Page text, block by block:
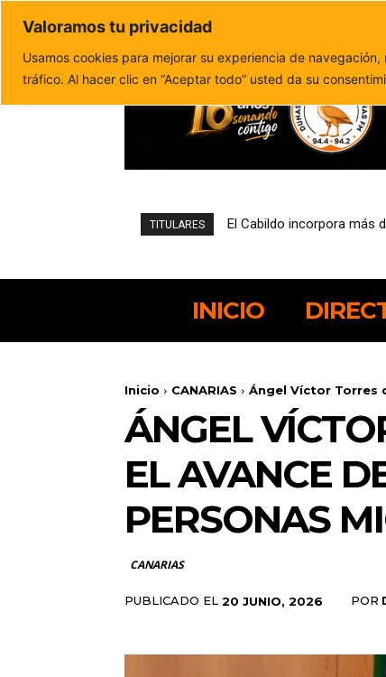
Valoramos tu privacidad
Usamos cookies para mejorar su experiencia de
tráfico. Al hacer clic en “Aceptar todo” usted da su
Política de privacidad
TITULARES El Cabildo incorpora más
Padilla Supermercados
INICIO
Inicio CANARIAS Ángel Víctor Torres
ÁNGEL
EL AVANCE
PERSONAS
CANARIAS
PUBLICADO EL 20 JUNIO, 2026 POR